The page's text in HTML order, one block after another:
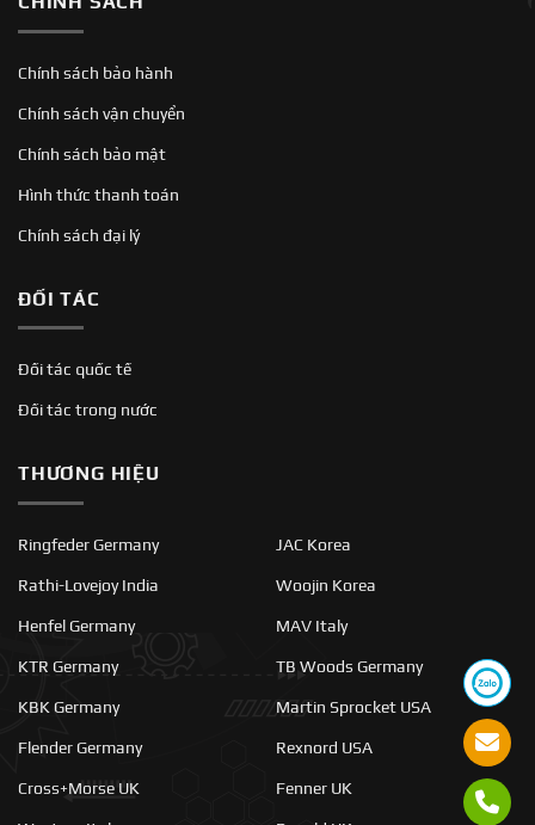
Chính sách bảo hành
Chính sách vận chuyển
Chính sách bảo mật
Hình thức thanh toán
Chính sách đại lý
ĐỐI TÁC
Đối tác quốc tế
Đối tác trong nước
THƯƠNG HIỆU
Ringfeder Germany
Rathi-Lovejoy India
Henfel Germany
KTR Germany
KBK Germany
Flender Germany
Cross+Morse UK
JAC Korea
Woojin Korea
MAV Italy
TB Woods Germany
Martin Sprocket USA
Rexnord USA
Fenner UK